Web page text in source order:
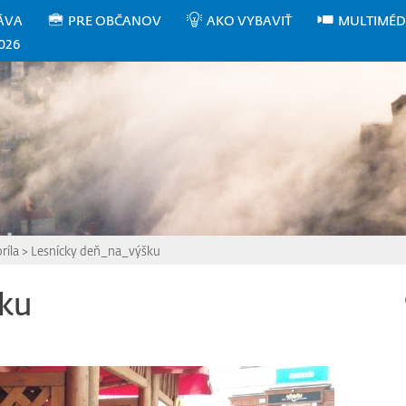
PRE OBČANOV AKO VYBAVIŤ
> Lesnícky deň_na_výšku